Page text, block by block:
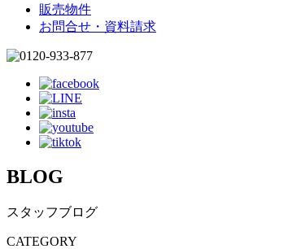
販売物件
お問合せ・資料請求
BLOG
スタッフブログ
CATEGORY